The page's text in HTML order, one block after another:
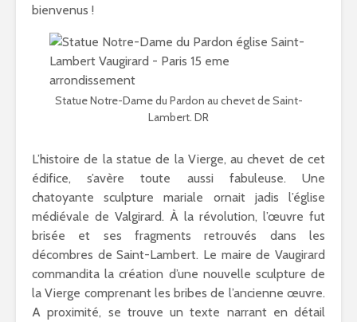
bienvenus !
Statue Notre-Dame du Pardon au chevet de Saint-
Lambert. DR
L’histoire de la statue de la Vierge, au chevet de cet
édifice, s’avère toute aussi fabuleuse. Une
chatoyante sculpture mariale ornait jadis l’église
médiévale de Valgirard. À la révolution, l’œuvre fut
brisée et ses fragments retrouvés dans les
décombres de Saint-Lambert. Le maire de Vaugirard
commandita la création d’une nouvelle sculpture de
la Vierge comprenant les bribes de l’ancienne œuvre.
A proximité, se trouve un texte narrant en détail